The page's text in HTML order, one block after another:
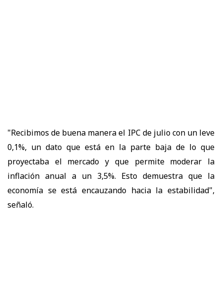
"Recibimos de buena manera el IPC de julio con un leve
0,1%, un dato que está en la parte baja de lo que
proyectaba el mercado y que permite moderar la
inflación anual a un 3,5%. Esto demuestra que la
economía se está encauzando hacia la estabilidad",
señaló.